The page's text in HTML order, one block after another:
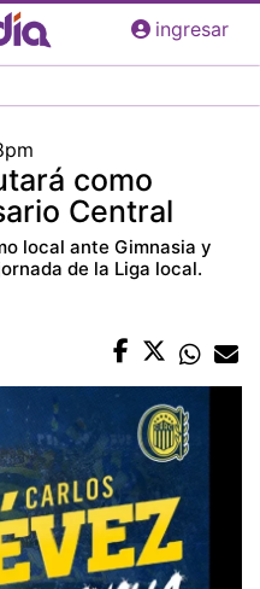
ingresar
como
Central
local ante Gimnasia y
de la Liga local.